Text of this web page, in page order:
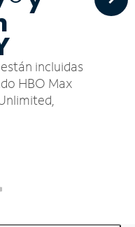
incluidas
HBO Max